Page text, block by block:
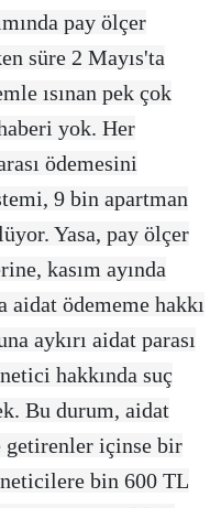
pay ölçer
süre 2 Mayıs'ta
ısınan pek çok
yok. Her
ödemesini
9 bin apartman
Yasa, pay ölçer
kasım ayında
aidat ödememe hakkı
aykırı aidat parası
hakkında suç
Bu durum, aidat
getirenler içinse bir
bin 600 TL